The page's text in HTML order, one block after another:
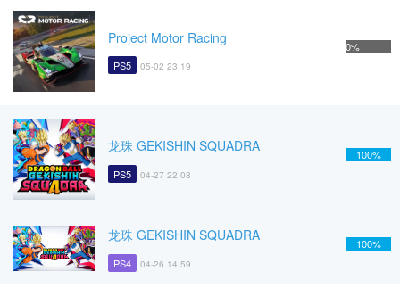
Project Motor Racing
PS5 05-02 23:19
0%
龙珠 GEKISHIN SQUADRA
PS5 04-27 22:08
100%
龙珠 GEKISHIN SQUADRA
PS4 04-26 14:59
100%